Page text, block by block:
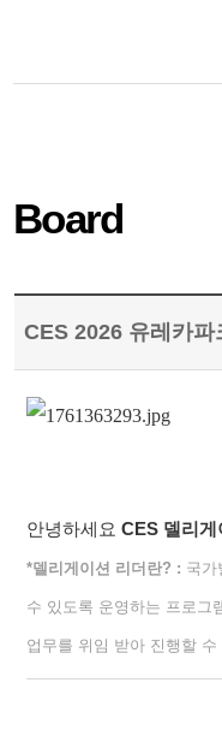
Board
CES 2026 유레카
안녕하세요 CES 델리게
*델리게이션 리더란? : 국가
수 있도록 운영하는 프로그
업무를 위임 받아 진행할 수